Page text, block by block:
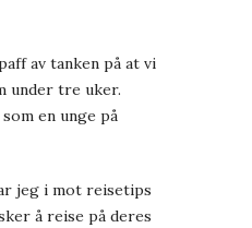
av tanken på at vi
under tre uker.
en unge på
jeg i mot reisetips
å reise på deres